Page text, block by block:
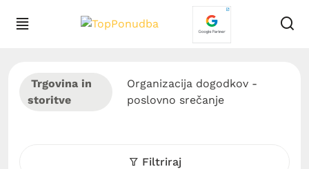
Trgovina in
storitve
Organizacija dogodkov -
poslovno srečanje
Filtriraj